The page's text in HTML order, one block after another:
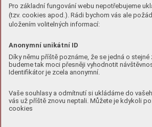
Pro základní fungování webu nepotřebujeme
(tzv. cookies apod.). Rádi bychom vás ale
uložením volitelných informací:
Anonymní unikátní ID
Díky němu příště poznáme, že se jedná o stejné
budeme tak moci přesněji vyhodnotit
Identifikátor je zcela anonymní.
Vaše souhlasy a odmítnutí si ukládáme do
vás už příště znovu neptali. Můžete je kdykoli
cookies
ANI "SYSLÍ" UTEČENCI
NEPŘEKAZILI DALŠÍ
ÚSPĚŠNÝ SYSLÍ ROK